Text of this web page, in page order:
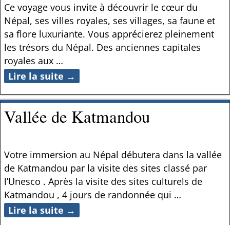
Ce voyage vous invite à découvrir le cœur du
Népal, ses villes royales, ses villages, sa faune et
sa flore luxuriante. Vous apprécierez pleinement
les trésors du Népal. Des anciennes capitales
royales aux …
Lire la suite →
Vallée de Katmandou
Votre immersion au Népal débutera dans la vallée
de Katmandou par la visite des sites classé par
l’Unesco . Après la visite des sites culturels de
Katmandou , 4 jours de randonnée qui …
Lire la suite →